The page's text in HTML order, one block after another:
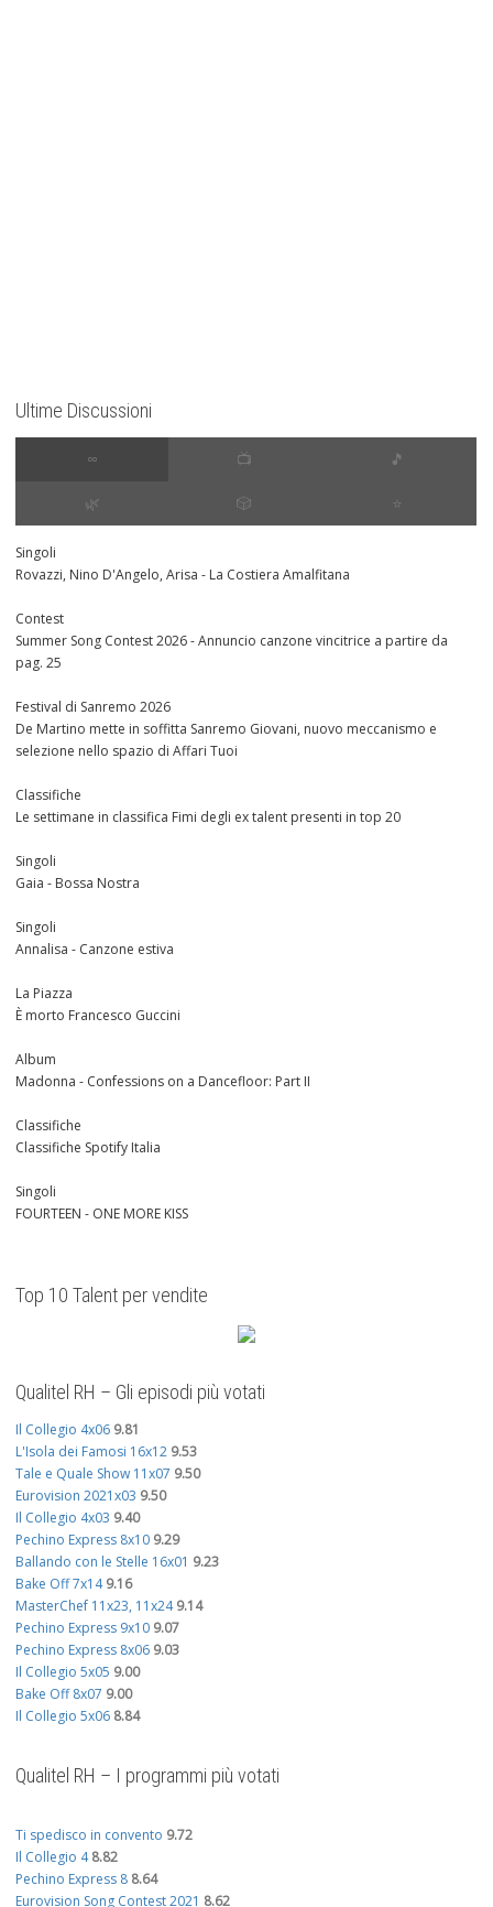
Ultime Discussioni
∞ 📺 🎵
🌿 🎲 ⭐️
Singoli
Rovazzi, Nino D'Angelo, Arisa - La Costiera Amalfitana
Contest
Summer Song Contest 2026 - Annuncio canzone vincitrice a partire da
pag. 25
Festival di Sanremo 2026
De Martino mette in soffitta Sanremo Giovani, nuovo meccanismo e
selezione nello spazio di Affari Tuoi
Classifiche
Le settimane in classifica Fimi degli ex talent presenti in top 20
Singoli
Gaia - Bossa Nostra
Singoli
Annalisa - Canzone estiva
La Piazza
È morto Francesco Guccini
Album
Madonna - Confessions on a Dancefloor: Part II
Classifiche
Classifiche Spotify Italia
Singoli
FOURTEEN - ONE MORE KISS
Top 10 Talent per vendite
Qualitel RH – Gli episodi più votati
Il Collegio 4x06 9.81
L'Isola dei Famosi 16x12 9.53
Tale e Quale Show 11x07 9.50
Eurovision 2021x03 9.50
Il Collegio 4x03 9.40
Pechino Express 8x10 9.29
Ballando con le Stelle 16x01 9.23
Bake Off 7x14 9.16
MasterChef 11x23, 11x24 9.14
Pechino Express 9x10 9.07
Pechino Express 8x06 9.03
Il Collegio 5x05 9.00
Bake Off 8x07 9.00
Il Collegio 5x06 8.84
Qualitel RH – I programmi più votati
Ti spedisco in convento 9.72
Il Collegio 4 8.82
Pechino Express 8 8.64
Eurovision Song Contest 2021 8.62